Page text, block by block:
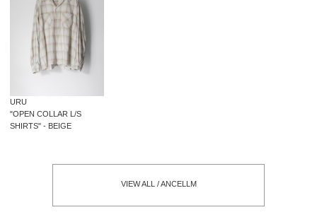
URU
"OPEN COLLAR L/S
SHIRTS" - BEIGE
VIEW ALL / ANCELLM